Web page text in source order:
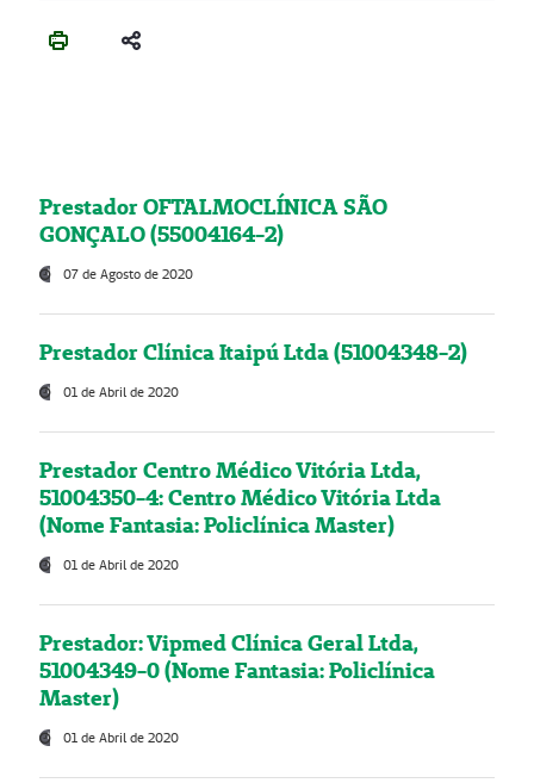
Prestador OFTALMOCLÍNICA SÃO
GONÇALO (55004164-2)
07 de Agosto de 2020
Prestador Clínica Itaipú Ltda (51004348-2)
01 de Abril de 2020
Prestador Centro Médico Vitória Ltda,
51004350-4: Centro Médico Vitória Ltda
(Nome Fantasia: Policlínica Master)
01 de Abril de 2020
Prestador: Vipmed Clínica Geral Ltda,
51004349-0 (Nome Fantasia: Policlínica
Master)
01 de Abril de 2020